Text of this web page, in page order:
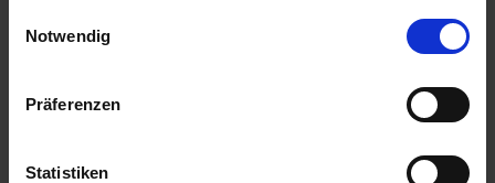
Notwendig
Präferenzen
Statistiken
werden manuell vorbehandelt, die Lederteile maschinell
gereinigt, rückgefettet, die Farben mit passendem Pigmentstoff